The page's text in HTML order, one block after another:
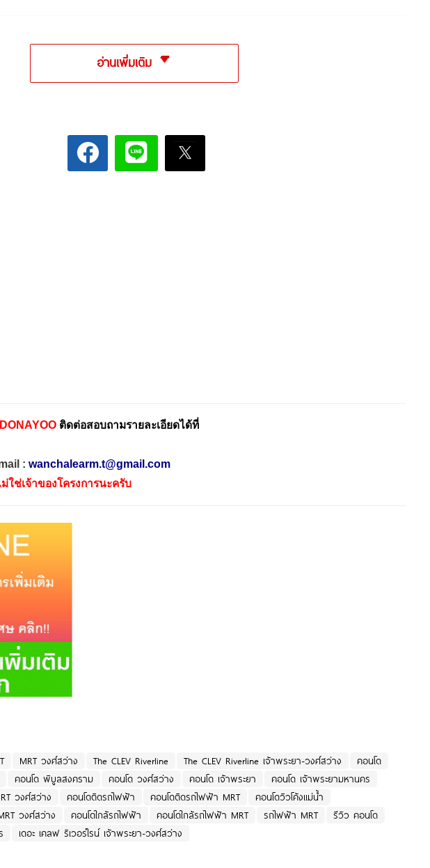
อ่านเพิ่มเติม
ติดต่อสอบถามรายละเอียดได้ที่
: wanchalearm.t@gmail.com
ใช่เจ้าของโครงการนะครับ
MRT วงศ์สว่าง The CLEV Riverline The CLEV Riverline เจ้าพระยา-วงศ์สว่าง
คอนโด
คอนโด พิบูลสงคราม คอนโด วงศ์สว่าง คอนโด เจ้าพระยา
คอนโด เจ้าพระยามหานคร
วงศ์สว่าง คอนโดติดรถไฟฟ้า คอนโดติดรถไฟฟ้า MRT
คอนโดวิวโค้งแม่น้ำ
วงศ์สว่าง คอนโดใกล้รถไฟฟ้า คอนโดใกล้รถไฟฟ้า MRT รถไฟฟ้า MRT
รีวิว คอนโด
เดอะ เคลฟ ริเวอร์ไรน์ เจ้าพระยา-วงศ์สว่าง